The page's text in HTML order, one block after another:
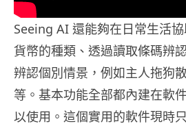
Seeing AI 還能夠在日常生活
貨幣的種類、透過讀取條碼辨
辨認個別情景，例如主人拖狗
等。基本功能全部都內建在軟
以使用。這個實用的軟件現時